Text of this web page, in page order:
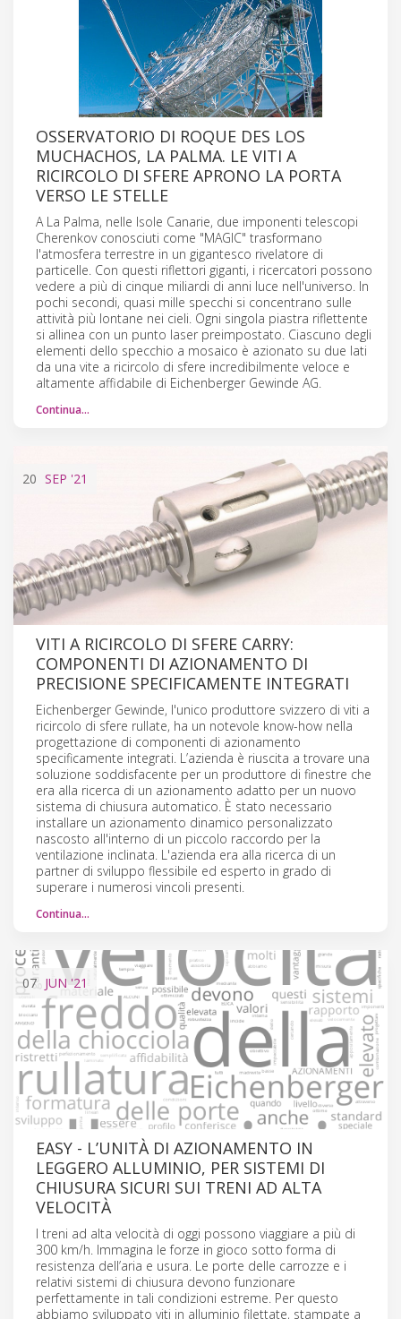
OSSERVATORIO DI ROQUE DES LOS
MUCHACHOS, LA PALMA. LE VITI A
RICIRCOLO DI SFERE APRONO LA PORTA
VERSO LE STELLE
A La Palma, nelle Isole Canarie, due imponenti telescopi
Cherenkov conosciuti come "MAGIC" trasformano
l'atmosfera terrestre in un gigantesco rivelatore di
particelle. Con questi riflettori giganti, i ricercatori possono
vedere a più di cinque miliardi di anni luce nell'universo. In
pochi secondi, quasi mille specchi si concentrano sulle
attività più lontane nei cieli. Ogni singola piastra riflettente
si allinea con un punto laser preimpostato. Ciascuno degli
elementi dello specchio a mosaico è azionato su due lati
da una vite a ricircolo di sfere incredibilmente veloce e
altamente affidabile di Eichenberger Gewinde AG.
Continua…
20 SEP '21
VITI A RICIRCOLO DI SFERE CARRY:
COMPONENTI DI AZIONAMENTO DI
PRECISIONE SPECIFICAMENTE INTEGRATI
Eichenberger Gewinde, l'unico produttore svizzero di viti a
ricircolo di sfere rullate, ha un notevole know-how nella
progettazione di componenti di azionamento
specificamente integrati. L’azienda è riuscita a trovare una
soluzione soddisfacente per un produttore di finestre che
era alla ricerca di un azionamento adatto per un nuovo
sistema di chiusura automatico. È stato necessario
installare un azionamento dinamico personalizzato
nascosto all'interno di un piccolo raccordo per la
ventilazione inclinata. L'azienda era alla ricerca di un
partner di sviluppo flessibile ed esperto in grado di
superare i numerosi vincoli presenti.
Continua…
07 JUN '21
EASY - L’UNITÀ DI AZIONAMENTO IN
LEGGERO ALLUMINIO, PER SISTEMI DI
CHIUSURA SICURI SUI TRENI AD ALTA
VELOCITÀ
I treni ad alta velocità di oggi possono viaggiare a più di
300 km/h. Immagina le forze in gioco sotto forma di
resistenza dell’aria e usura. Le porte delle carrozze e i
relativi sistemi di chiusura devono funzionare
perfettamente in tali condizioni estreme. Per questo
abbiamo sviluppato viti in alluminio filettate, stampate a